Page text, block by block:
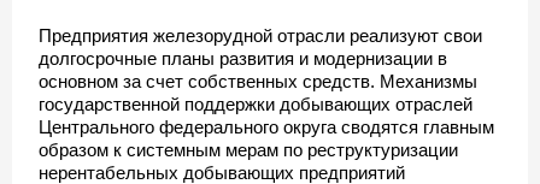
Предприятия железорудной отрасли реализуют свои
долгосрочные планы развития и модернизации в
основном за счет собственных средств. Механизмы
государственной поддержки добывающих отраслей
Центрального федерального округа сводятся главным
образом к системным мерам по реструктуризации
нерентабельных добывающих предприятий